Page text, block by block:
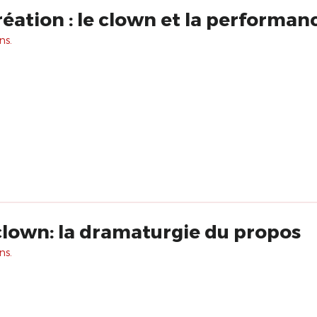
: le clown et la
la dramaturgie du propos